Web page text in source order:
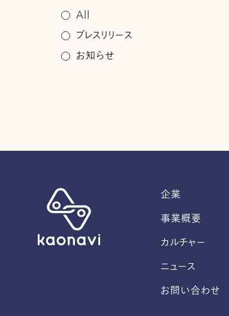
All
プレスリリース
お知らせ
企業
事業概要
カルチャー
ニュース
お問い合わせ